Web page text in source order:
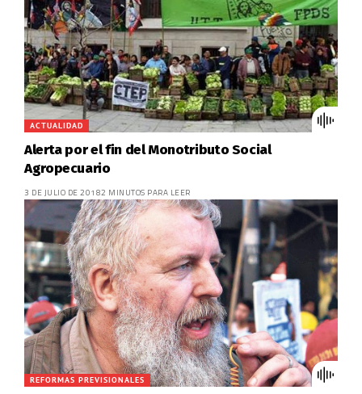
ACTUALIDAD
Alerta por el fin del Monotributo Social
Agropecuario
3 DE JULIO DE 20182 MINUTOS PARA LEER
REFORMAS PREVISIONALES